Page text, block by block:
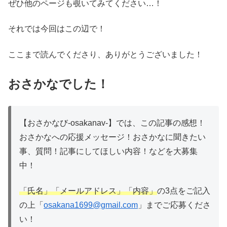
ぜひ他のページも覗いてみてください…！
それでは今回はこの辺で！
ここまで読んでくださり、ありがとうございました！
おさかなでした！
【おさかなび-osakanav-】では、この記事の感想！
おさかなへの応援メッセージ！おさかなに聞きたい
事、質問！記事にしてほしい内容！などを大募集
中！
「氏名」「メールアドレス」「内容」の3点をご記入
の上「 osakana1699@gmail.com 」までご応募くださ
い！